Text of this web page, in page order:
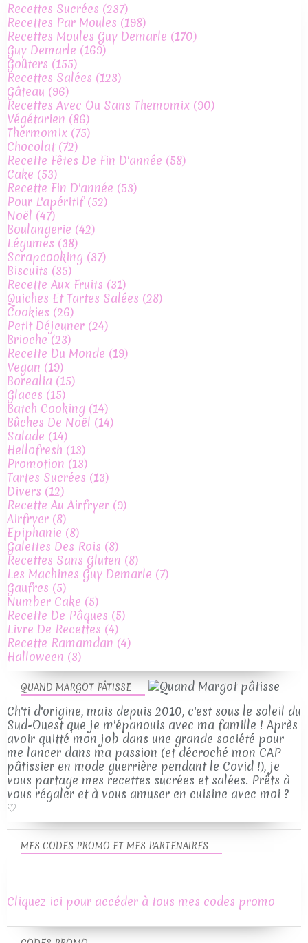
QUAND MARGOT PÂTISSE
Ch'ti d'origine, mais depuis 2010, c'est sous le soleil du
Sud-Ouest que je m'épanouis avec ma famille ! Après
avoir quitté mon job dans une grande société pour
me lancer dans ma passion (et décroché mon CAP
pâtissier en mode guerrière pendant le Covid !), je
vous partage mes recettes sucrées et salées. Prêts à
vous régaler et à vous amuser en cuisine avec moi ?
♡
Recettes Sucrées (237)
Recettes Par Moules (198)
Recettes Moules Guy Demarle (170)
Guy Demarle (169)
Goûters (155)
Recettes Salées (123)
Gâteau (96)
Recettes Avec Ou Sans Themomix (90)
Végétarien (86)
Thermomix (75)
Chocolat(72)
Recette Fêtes De Fin D'année (58)
Cake (53)
Recette Fin D'année (53)
Pour L'apéritif(52)
Noël (47)
Boulangerie (42)
Légumes (38)
Scrapcooking (37)
Biscuits (35)
Recette Aux Fruits (31)
Quiches Et Tartes Salées (28)
Cookies (26)
Petit Déjeuner (24)
Brioche(23)
Recette Du Monde (19)
Vegan (19)
Borealia (15)
Glaces (15)
Batch Cooking (14)
Bûches De Noël (14)
Salade (14)
Hellofresh (13)
Promotion (13)
Tartes Sucrées (13)
Divers (12)
Recette Au Airfryer (9)
Airfryer (8)
Epiphanie (8)
Galettes Des Rois (8)
Recettes Sans Gluten (8)
Les Machines Guy Demarle (7)
Gaufres (5)
Number Cake (5)
Recette De Pâques (5)
Livre De Recettes (4)
Recette Ramamdan (4)
Halloween (3)
MES CODES PROMO ET MES PARTENAIRES
Cliquez ici pour accéder à tous mes codes promo